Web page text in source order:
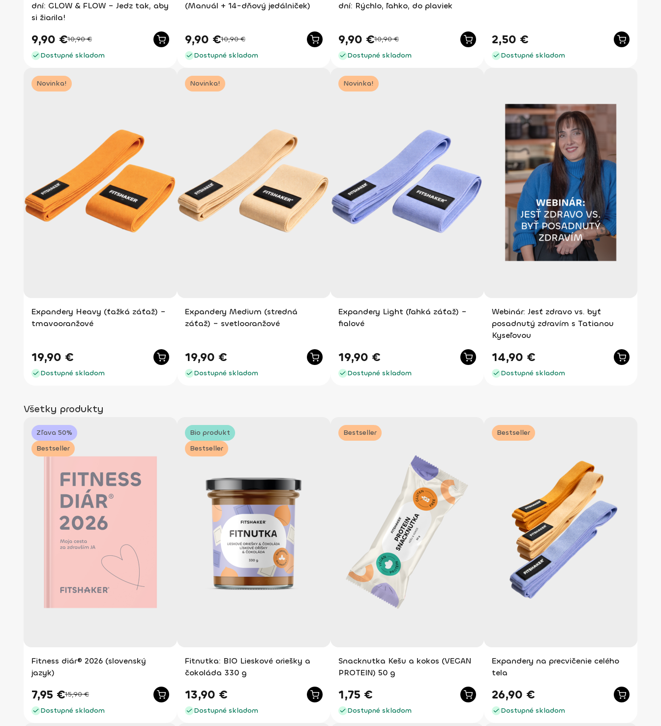
dní: GLOW & FLOW – Jedz tak, aby
si žiarila!
9,90 €10,90€
Dostupné skladom
(Manuál + 14-dňový jedálniček)
9,90 €10,90€
Dostupné skladom
dní: Rýchlo, ľahko, do plaviek
9,90 €10,90€
Dostupné skladom
2,50 €
Dostupné skladom
Novinka!
Expandery Heavy (ťažká záťaž) –
tmavooranžové
19,90 €
Dostupné skladom
Novinka!
Expandery Medium (stredná
záťaž) – svetlooranžové
19,90 €
Dostupné skladom
Novinka!
Expandery Light (ľahká záťaž) –
fialové
19,90 €
Dostupné skladom
Webinár: Jesť zdravo vs. byť
posadnutý zdravím s Tatianou
Kyseľovou
14,90 €
Dostupné skladom
Všetky produkty
Zľava 50%
Bestseller
Fitness diár® 2026 (slovenský
jazyk)
7,95 €15,90€
Dostupné skladom
Bio produkt
Bestseller
Fitnutka: BIO Lieskové oriešky a
čokoláda 330 g
13,90 €
Dostupné skladom
Bestseller
Snacknutka Kešu a kokos (VEGAN
PROTEIN) 50 g
1,75 €
Dostupné skladom
Bestseller
Expandery na precvičenie celého
tela
26,90 €
Dostupné skladom